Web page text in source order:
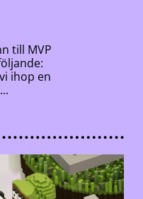
till MVP
ihop en